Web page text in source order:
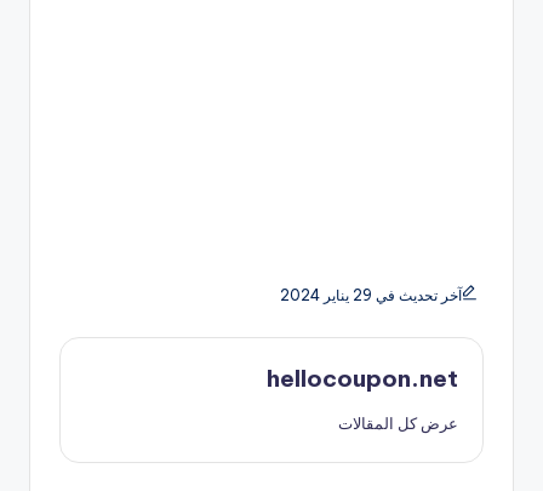
آخر تحديث في 29 يناير 2024
hellocoupon.net
عرض كل المقالات